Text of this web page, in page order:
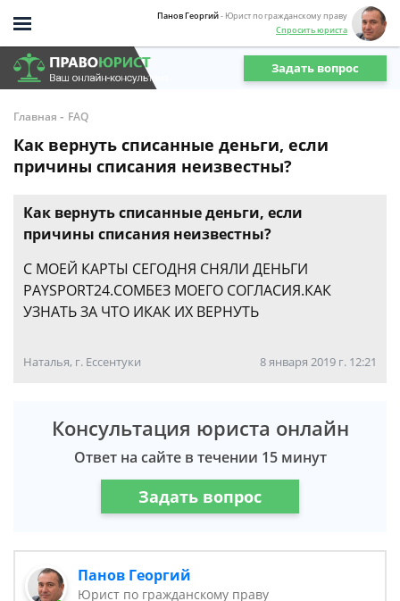
Панов Георгий- Юрист по гражданскому праву
Спросить юриста
Задать вопрос
Главная - FAQ
Как вернуть списанные деньги, если
причины списания неизвестны?
Как вернуть списанные деньги, если
причины списания неизвестны?
С МОЕЙ КАРТЫ СЕГОДНЯ СНЯЛИ ДЕНЬГИ
PAYSPORT24.COMБЕЗ МОЕГО СОГЛАСИЯ.КАК
УЗНАТЬ ЗА ЧТО ИКАК ИХ ВЕРНУТЬ
Наталья, г. Ессентуки 8 января 2019 г. 12:21
Консультация юриста онлайн
Ответ на сайте в течении 15 минут
Задать вопрос
Панов Георгий
Юрист по гражданскому праву